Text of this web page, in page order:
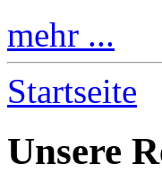
mehr ...
Startseite
Unsere